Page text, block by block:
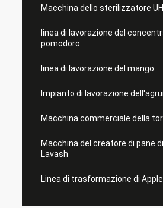
Macchina dello sterilizzatore
linea di lavorazione del
pomodoro
linea di lavorazione del mango
Impianto di lavorazione
Macchina commerciale della
Macchina del creatore di pane di
Lavash
Linea di trasformazione di Apple